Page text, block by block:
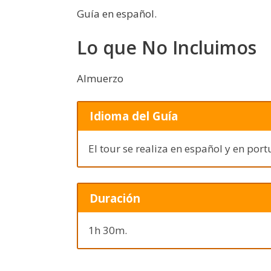
Guía en español.
Lo que No Incluimos
Almuerzo
Idioma del Guía
El tour se realiza en español y en
Duración
1h 30m.